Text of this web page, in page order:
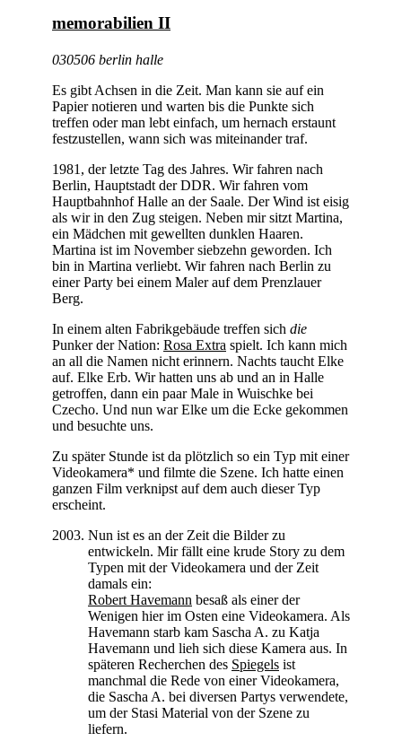
memorabilien II
030506 berlin halle
Es gibt Achsen in die Zeit. Man kann sie auf ein
Papier notieren und warten bis die Punkte sich
treffen oder man lebt einfach, um hernach erstaunt
festzustellen, wann sich was miteinander traf.
1981, der letzte Tag des Jahres. Wir fahren nach
Berlin, Hauptstadt der DDR. Wir fahren vom
Hauptbahnhof Halle an der Saale. Der Wind ist eisig
als wir in den Zug steigen. Neben mir sitzt Martina,
ein Mädchen mit gewellten dunklen Haaren.
Martina ist im November siebzehn geworden. Ich
bin in Martina verliebt. Wir fahren nach Berlin zu
einer Party bei einem Maler auf dem Prenzlauer
Berg.
In einem alten Fabrikgebäude treffen sich die
Punker der Nation: Rosa Extra spielt. Ich kann mich
an all die Namen nicht erinnern. Nachts taucht Elke
auf. Elke Erb. Wir hatten uns ab und an in Halle
getroffen, dann ein paar Male in Wuischke bei
Czecho. Und nun war Elke um die Ecke gekommen
und besuchte uns.
Zu später Stunde ist da plötzlich so ein Typ mit einer
Videokamera* und filmte die Szene. Ich hatte einen
ganzen Film verknipst auf dem auch dieser Typ
erscheint.
Nun ist es an der Zeit die Bilder zu
entwickeln. Mir fällt eine krude Story zu dem
Typen mit der Videokamera und der Zeit
damals ein:
Robert Havemann besaß als einer der
Wenigen hier im Osten eine Videokamera. Als
Havemann starb kam Sascha A. zu Katja
Havemann und lieh sich diese Kamera aus. In
späteren Recherchen des Spiegels ist
manchmal die Rede von einer Videokamera,
die Sascha A. bei diversen Partys verwendete,
um der Stasi Material von der Szene zu
liefern.